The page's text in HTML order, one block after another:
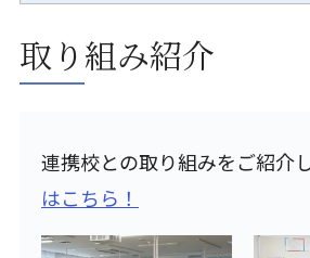
取り組み紹介
連携校との取り組みをご紹介し
はこちら！